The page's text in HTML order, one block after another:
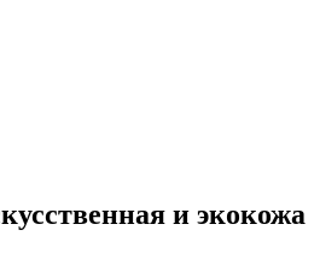
и экокожа